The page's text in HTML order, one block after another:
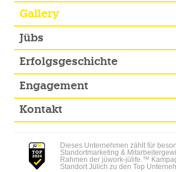
Gallery
Jübs
Erfolgsgeschichte
Engagement
Kontakt
Dieses Unternehmen zählt für
Standortmarketing &
Rahmen der jüwork-jülife.™
Standort Jülich zu den Top